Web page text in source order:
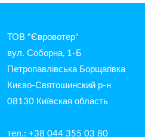
ТОВ "Євровотер"
вул. Соборна, 1-Б
Петропавлівська Борщагівка
Києво-Святошинский р-н
08130 Київская область
тел.: +38 044 355 03 80